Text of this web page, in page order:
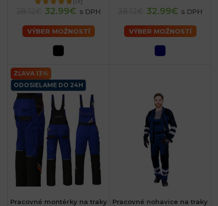
32.99€ s DPH
VÝBER MOŽNOSTÍ
32.99€ s DPH
VÝBER MOŽNOSTÍ
ZĽAVA 13%
ODOSIELAME DO 24H
Pracovné montérky na traky
Pracovné nohavice na traky